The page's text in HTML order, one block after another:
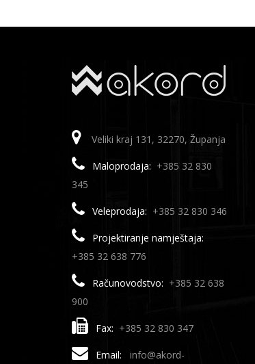
Veliki kraj 131, 32270, Županja
Maloprodaja: +385 32 830
345
Veleprodaja: +385 32 830 346
Projektiranje namještaja:
+385 32 638 776
Računovodstvo: +385 32 638
900
Fax: +385 32 830 347
Email: info@akord-